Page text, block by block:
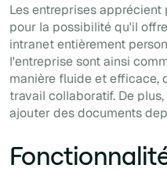
Les entreprises
pour la possibilité qu'il
intranet entièrement
l'entreprise sont ainsi
manière fluide et efficace,
travail collaboratif. De
ajouter des documents